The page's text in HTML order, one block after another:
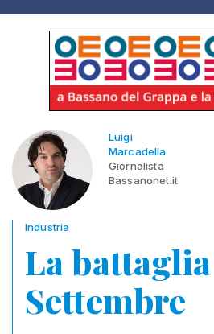
Luigi
Marcadella
Giornalista
Bassanonet.it
Industria
La
Settembre